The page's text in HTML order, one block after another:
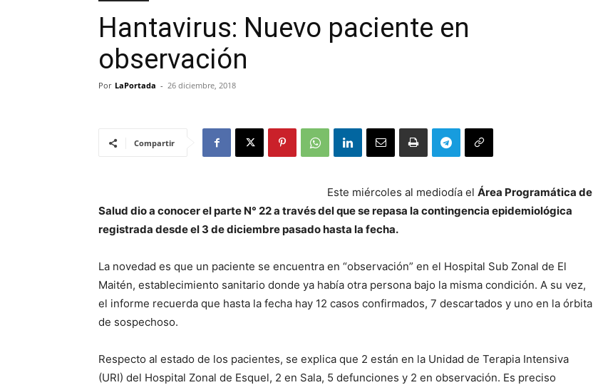
Hantavirus: Nuevo paciente en
observación
Por LaPortada - 26 diciembre, 2018
Compartir
Este miércoles al mediodía el Área Programática de
Salud dio a conocer el parte N° 22 a través del que se repasa la contingencia epidemiológica
registrada desde el 3 de diciembre pasado hasta la fecha.
La novedad es que un paciente se encuentra en “observación” en el Hospital Sub Zonal de El
Maitén, establecimiento sanitario donde ya había otra persona bajo la misma condición. A su vez,
el informe recuerda que hasta la fecha hay 12 casos confirmados, 7 descartados y uno en la órbita
de sospechoso.
Respecto al estado de los pacientes, se explica que 2 están en la Unidad de Terapia Intensiva
(URI) del Hospital Zonal de Esquel, 2 en Sala, 5 defunciones y 2 en observación. Es preciso